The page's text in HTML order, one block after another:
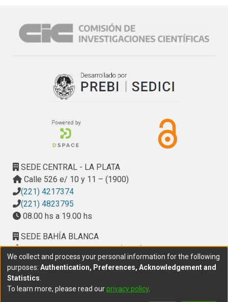
SEDE CENTRAL - LA PLATA
Calle 526 e/ 10 y 11 – (1900)
(221) 4217374
(221) 4823795
08.00 hs a 19.00 hs
SEDE BAHÍA BLANCA
Calle Ciudad de Cali 320 – (8000). Universidad
Provincial del Sudoeste (UPSO)
(291) 459 2550, interno 147
10.00 h a 14.00 h
We collect and process your personal information for the following
purposes: Authentication, Preferences, Acknowledgement and
Statistics
To learn more, please read ourprivacy policy.